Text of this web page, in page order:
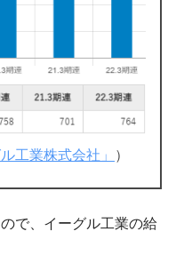
工業株式会社」 ）
で、イーグル工業の給